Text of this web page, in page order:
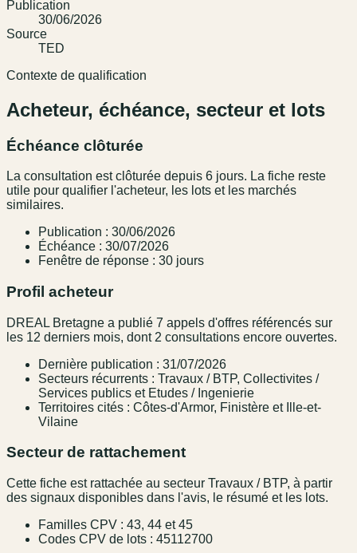
Publication
30/06/2026
Source
TED
Contexte de qualification
Acheteur, échéance, secteur et lots
Échéance clôturée
La consultation est clôturée depuis 6 jours. La fiche reste
utile pour qualifier l'acheteur, les lots et les marchés
similaires.
Publication : 30/06/2026
Échéance : 30/07/2026
Fenêtre de réponse : 30 jours
Profil acheteur
DREAL Bretagne a publié 7 appels d'offres référencés sur
les 12 derniers mois, dont 2 consultations encore ouvertes.
Dernière publication : 31/07/2026
Secteurs récurrents : Travaux / BTP, Collectivites /
Services publics et Etudes / Ingenierie
Territoires cités : Côtes-d'Armor, Finistère et Ille-et-
Vilaine
Secteur de rattachement
Cette fiche est rattachée au secteur Travaux / BTP, à partir
des signaux disponibles dans l'avis, le résumé et les lots.
Familles CPV : 43, 44 et 45
Codes CPV de lots : 45112700